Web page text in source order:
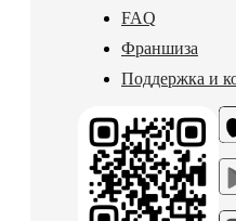
FAQ
Франшиза
Поддержка и